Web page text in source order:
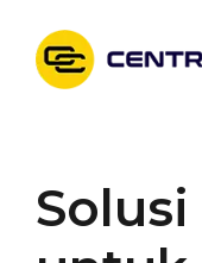
content